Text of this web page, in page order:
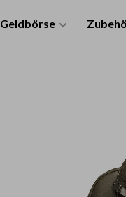
Geldbörse